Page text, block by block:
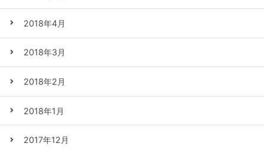
2018年4月
2018年3月
2018年2月
2018年1月
2017年12月